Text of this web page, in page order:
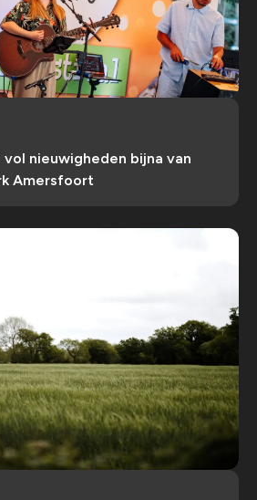
nieuwigheden bijna van
Amersfoort